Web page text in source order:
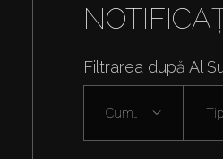
Filtrarea după Al